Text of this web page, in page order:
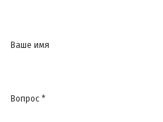
Ваше имя
Вопрос *